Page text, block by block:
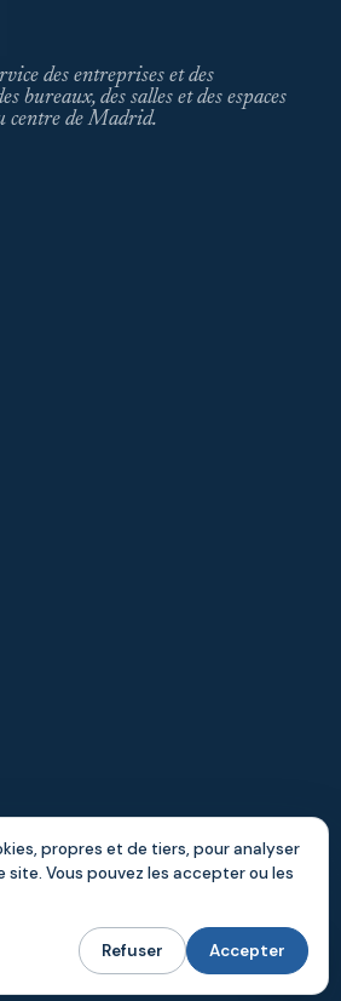
des entreprises et des
bureaux, des salles et des espaces
centre de Madrid.
· IBERINVE S.L.
Digitalvar DatalvarAI
propres et de tiers, pour analyser
Vous pouvez les accepter ou les
Refuser Accepter